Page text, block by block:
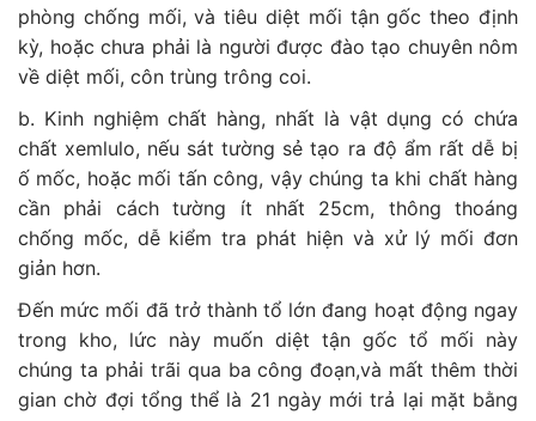
phòng chống mối, và tiêu diệt mối tận gốc theo định
kỳ, hoặc chưa phải là người được đào tạo chuyên nôm
về diệt mối, côn trùng trông coi.
b. Kinh nghiệm chất hàng, nhất là vật dụng có chứa
chất xemlulo, nếu sát tường sẻ tạo ra độ ẩm rất dễ bị
ố mốc, hoặc mối tấn công, vậy chúng ta khi chất hàng
cần phải cách tường ít nhất 25cm, thông thoáng
chống mốc, dễ kiểm tra phát hiện và xử lý mối đơn
giản hơn.
Đến mức mối đã trở thành tổ lớn đang hoạt động ngay
trong kho, lức này muốn diệt tận gốc tổ mối này
chúng ta phải trãi qua ba công đoạn,và mất thêm thời
gian chờ đợi tổng thể là 21 ngày mới trả lại mặt bằng